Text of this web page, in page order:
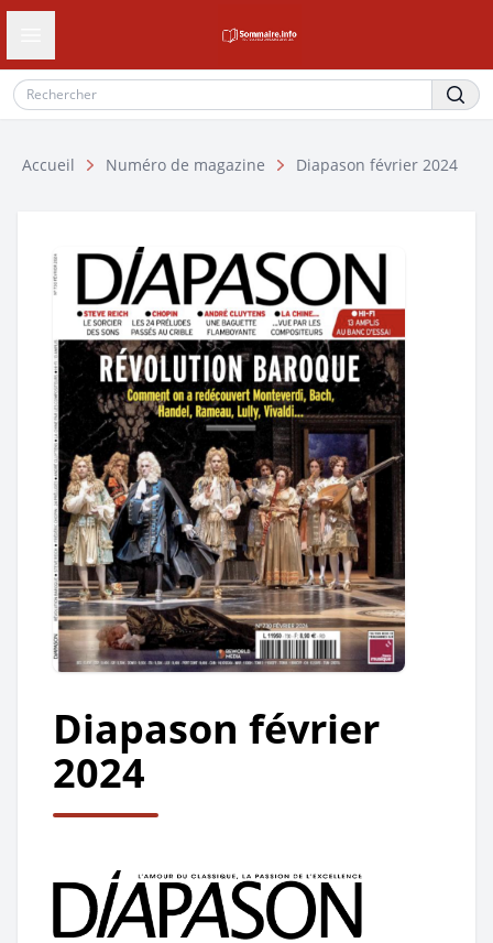
Ouvrir le tiroir de navigation
Accueil Numéro de magazine Diapason février 2024
Diapason février
2024